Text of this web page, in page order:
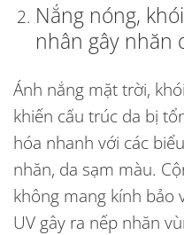
Nắng nóng,
nhân gây nhăn
Ánh nắng mặt trời,
khiến cấu trúc da bị
hóa nhanh với các
nhăn, da sạm màu.
không mang kính bảo
UV gây ra nếp nhăn